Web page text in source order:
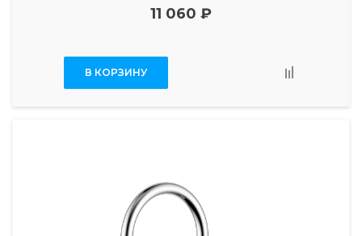
11 060 ₽
В КОРЗИНУ